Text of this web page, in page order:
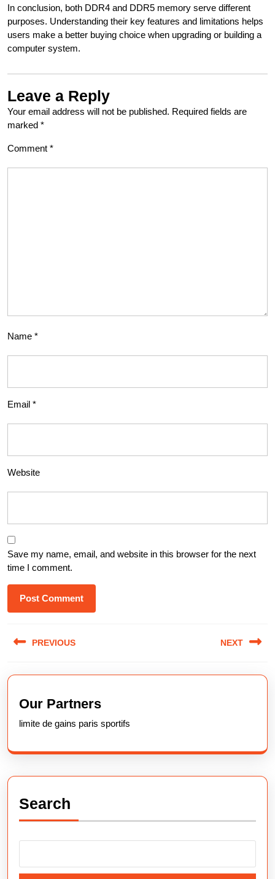
In conclusion, both DDR4 and DDR5 memory serve different
purposes. Understanding their key features and limitations helps
users make a better buying choice when upgrading or building a
computer system.
Leave a Reply
Your email address will not be published. Required fields are
marked *
Comment *
Name *
Email *
Website
Save my name, email, and website in this browser for the next
time I comment.
navigation
PREVIOUS NEXT
Our Partners
limite de gains paris sportifs
Search